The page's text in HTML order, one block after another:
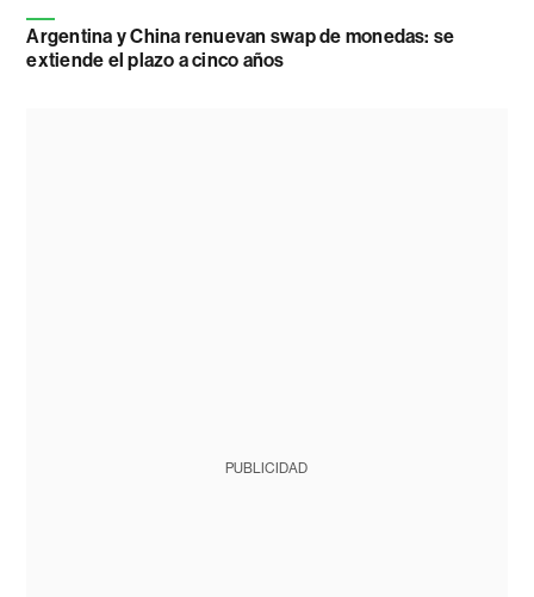
Argentina y China renuevan swap de monedas: se
extiende el plazo a cinco años
PUBLICIDAD